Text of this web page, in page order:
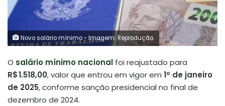
Novo salário mínimo - Imagem: Reprodução.
O salário mínimo nacional foi reajustado para
R$ 1.518,00, valor que entrou em vigor em 1º de janeiro
de 2025, conforme sanção presidencial no final de
dezembro de 2024.